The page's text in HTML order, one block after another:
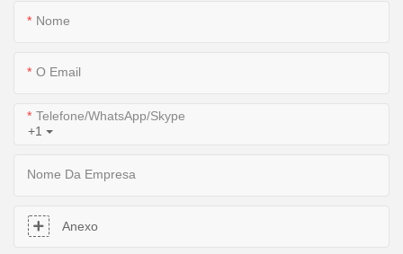
Nome
O Email
+1
Telefone/WhatsApp/Skype
Nome Da Empresa
Anexo